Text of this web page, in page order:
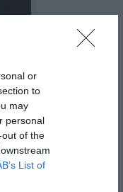
or
to
may
personal
of the
List of